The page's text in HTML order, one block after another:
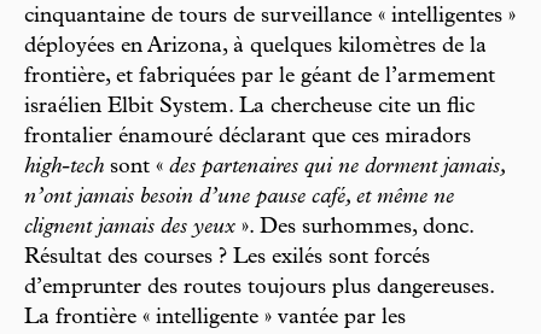
cinquantaine de tours de surveillance « intelligentes »
déployées en Arizona, à quelques kilomètres de la
frontière, et fabriquées par le géant de l’armement
israélien Elbit System. La chercheuse cite un flic
frontalier énamouré déclarant que ces miradors
high-tech sont « des partenaires qui ne dorment jamais,
n’ont jamais besoin d’une pause café, et même ne
clignent jamais des yeux ». Des surhommes, donc.
Résultat des courses ? Les exilés sont forcés
d’emprunter des routes toujours plus dangereuses.
La frontière « intelligente » vantée par les